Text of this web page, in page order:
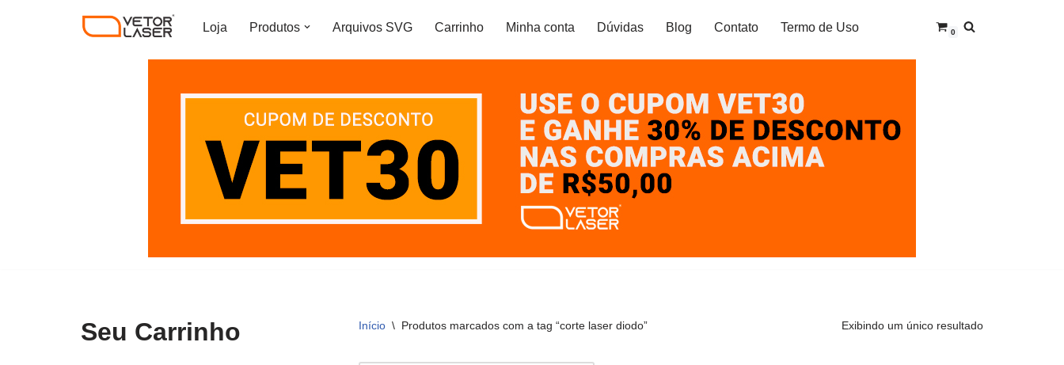
Loja Produtos Arquivos SVG Carrinho Minha conta Dúvidas Blog Contato Termo de Uso 0
Seu Carrinho Início \ Produtos marcados com a tag “corte laser diodo” Exibindo um único resultado